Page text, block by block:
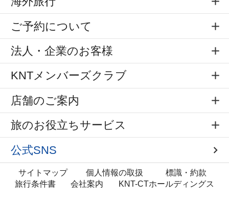
ご予約について
法人・企業のお客様
KNTメンバーズクラブ
店舗のご案内
旅のお役立ちサービス
公式SNS
サイトマップ 個人情報の取扱
標識・約款
旅行条件書
会社案内 KNT-CTホールディングス